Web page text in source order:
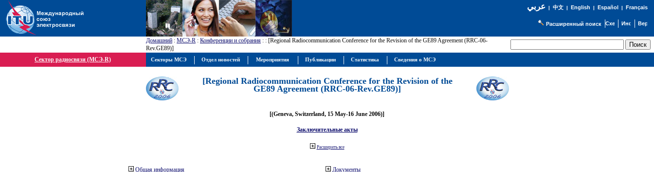
عربي| 中文| English | Español | Français
Расширенный поиск
Домашний : МСЭ-R : Конференции и собрания : : [Regional Radiocommunication Conference for the Revision of the GE89 Agreement (RRC-06-
Rev.GE89)]
Сектор радиосвязи (МСЭ-R)
[Regional Radiocommunication Conference for the Revision of the
GE89 Agreement (RRC-06-Rev.GE89)]
[(Geneva, Switzerland, 15 May-16 June 2006)]
Заключительные акты
Расширить все
Общая информация Документы
Секторы МСЭ Отдел новостей Мероприятия Публикации Статистика Сведения о МСЭ